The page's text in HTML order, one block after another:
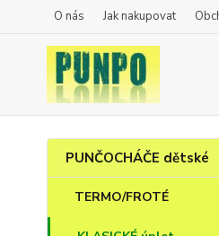
O nás Jak nakupovat
PUNČOCHÁČE dětské
TERMO/FROTÉ